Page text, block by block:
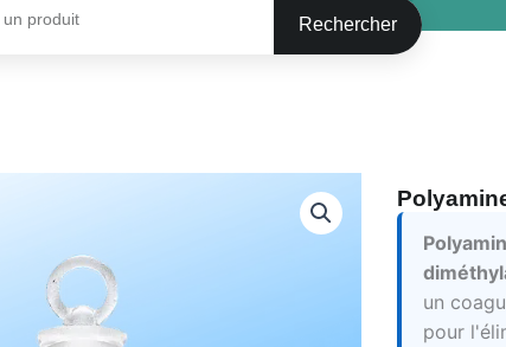
Rechercher
un
pour